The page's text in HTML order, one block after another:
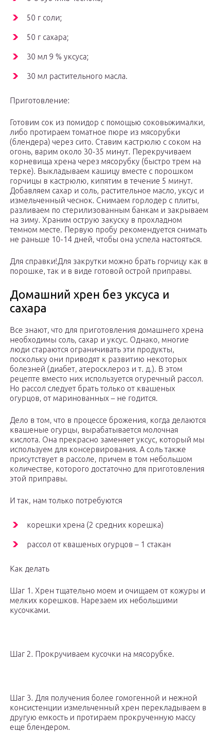
50 г соли;
50 г сахара;
30 мл 9 % уксуса;
30 мл растительного масла.
Приготовление:
Готовим сок из помидор с помощью соковыжималки,
либо протираем томатное пюре из мясорубки
(блендера) через сито. Ставим кастрюлю с соком на
огонь, варим около 30-35 минут. Перекручиваем
корневища хрена через мясорубку (быстро трем на
терке). Выкладываем кашицу вместе с порошком
горчицы в кастрюлю, кипятим в течение 5 минут.
Добавляем сахар и соль, растительное масло, уксус и
измельченный чеснок. Снимаем горлодер с плиты,
разливаем по стерилизованным банкам и закрываем
на зиму. Храним острую закуску в прохладном
темном месте. Первую пробу рекомендуется снимать
не раньше 10-14 дней, чтобы она успела настояться.
Для справки!Для закрутки можно брать горчицу как в
порошке, так и в виде готовой острой приправы.
Домашний хрен без уксуса и
сахара
Все знают, что для приготовления домашнего хрена
необходимы соль, сахар и уксус. Однако, многие
люди стараются ограничивать эти продукты,
поскольку они приводят к развитию некоторых
болезней (диабет, атеросклероз и т. д.). В этом
рецепте вместо них используется огуречный рассол.
Но рассол следует брать только от квашеных
огурцов, от маринованных – не годится.
Дело в том, что в процессе брожения, когда делаются
квашеные огурцы, вырабатывается молочная
кислота. Она прекрасно заменяет уксус, который мы
используем для консервирования. А соль также
присутствует в рассоле, причем в том небольшом
количестве, которого достаточно для приготовления
этой приправы.
И так, нам только потребуются
корешки хрена (2 средних корешка)
рассол от квашеных огурцов – 1 стакан
Как делать
Шаг 1. Хрен тщательно моем и очищаем от кожуры и
мелких корешков. Нарезаем их небольшими
кусочками.
Шаг 2. Прокручиваем кусочки на мясорубке.
Шаг 3. Для получения более гомогенной и нежной
консистенции измельченный хрен перекладываем в
другую емкость и протираем прокрученную массу
еще блендером.